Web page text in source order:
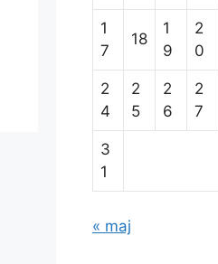
1
7
18
1
9
2
0
2
4
2
5
2
6
2
7
3
1
« maj